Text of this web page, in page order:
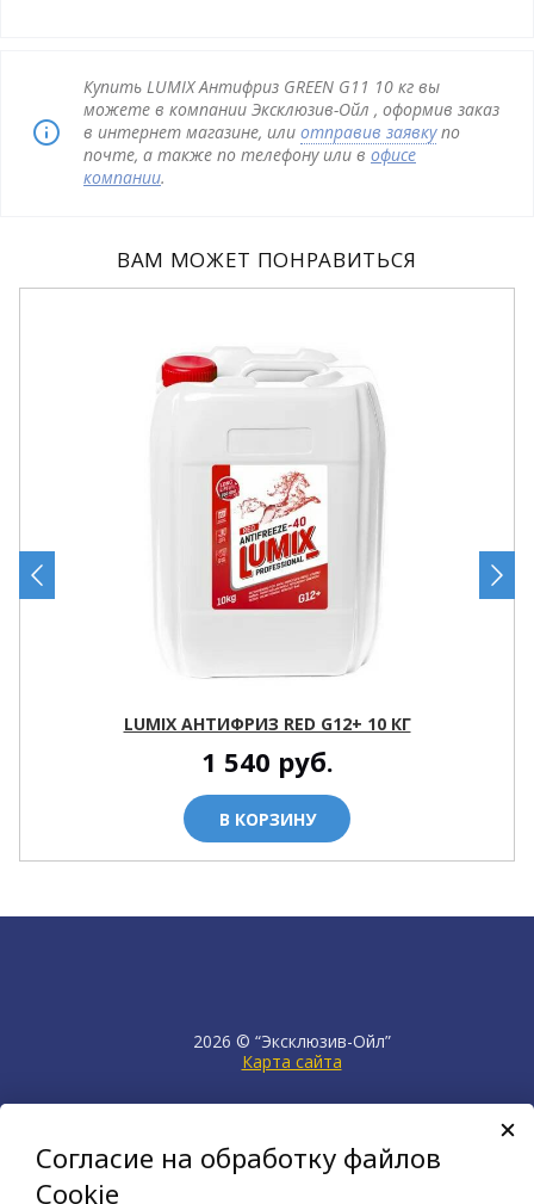
Купить LUMIX Антифриз GREEN G11 10 кг вы
можете в компании Эксклюзив-Ойл , оформив заказ
в интернет магазине, или отправив заявкупо
почте, а также по телефону или в офисе
компании.
ВАМ МОЖЕТ ПОНРАВИТЬСЯ
LUMIX АНТИФРИЗ RED G12+ 10 КГ
1 540 руб.
В КОРЗИНУ
2026 © “Эксклюзив-Ойл”
Карта сайта
продвижение сайта НЕТКАМ
создан на платформе
KORZILLA
Согласие на обработку файлов
Cookie